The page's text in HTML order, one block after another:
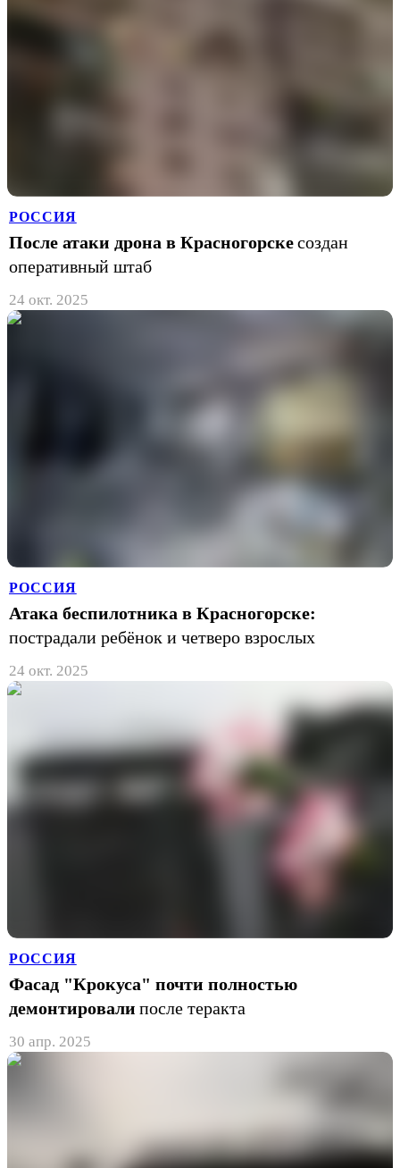
РОССИЯ
После атаки дрона в Красногорскесоздан
оперативный штаб
24 окт. 2025
РОССИЯ
Атака беспилотника в Красногорске:
пострадали ребёнок и четверо взрослых
24 окт. 2025
РОССИЯ
Фасад "Крокуса" почти полностью
демонтировали после теракта
30 апр. 2025